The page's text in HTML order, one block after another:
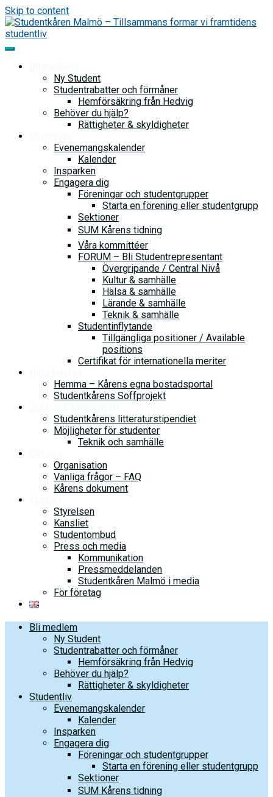
Skip to content
Ny Student
Studentrabatter och förmåner
Hemförsäkring från Hedvig
Behöver du hjälp?
Rättigheter & skyldigheter
Evenemangskalender
Kalender
Insparken
Engagera dig
Föreningar och studentgrupper
Starta en förening eller studentgrupp
Sektioner
SUM Kårens tidning
Våra kommittéer
FORUM – Bli Studentrepresentant
Övergripande / Central Nivå
Kultur & samhälle
Hälsa & samhälle
Lärande & samhälle
Teknik & samhälle
Studentinflytande
Tillgängliga positioner / Available
positions
Certifikat för internationella meriter
Hemma – Kårens egna bostadsportal
Studentkårens Soffprojekt
Studentkårens litteraturstipendiet
Möjligheter för studenter
Teknik och samhälle
Organisation
Vanliga frågor – FAQ
Kårens dokument
Styrelsen
Kansliet
Studentombud
Press och media
Kommunikation
Pressmeddelanden
Studentkåren Malmö i media
För företag
Bli medlem
Ny Student
Studentrabatter och förmåner
Hemförsäkring från Hedvig
Behöver du hjälp?
Rättigheter & skyldigheter
Studentliv
Evenemangskalender
Kalender
Insparken
Engagera dig
Föreningar och studentgrupper
Starta en förening eller studentgrupp
Sektioner
SUM Kårens tidning